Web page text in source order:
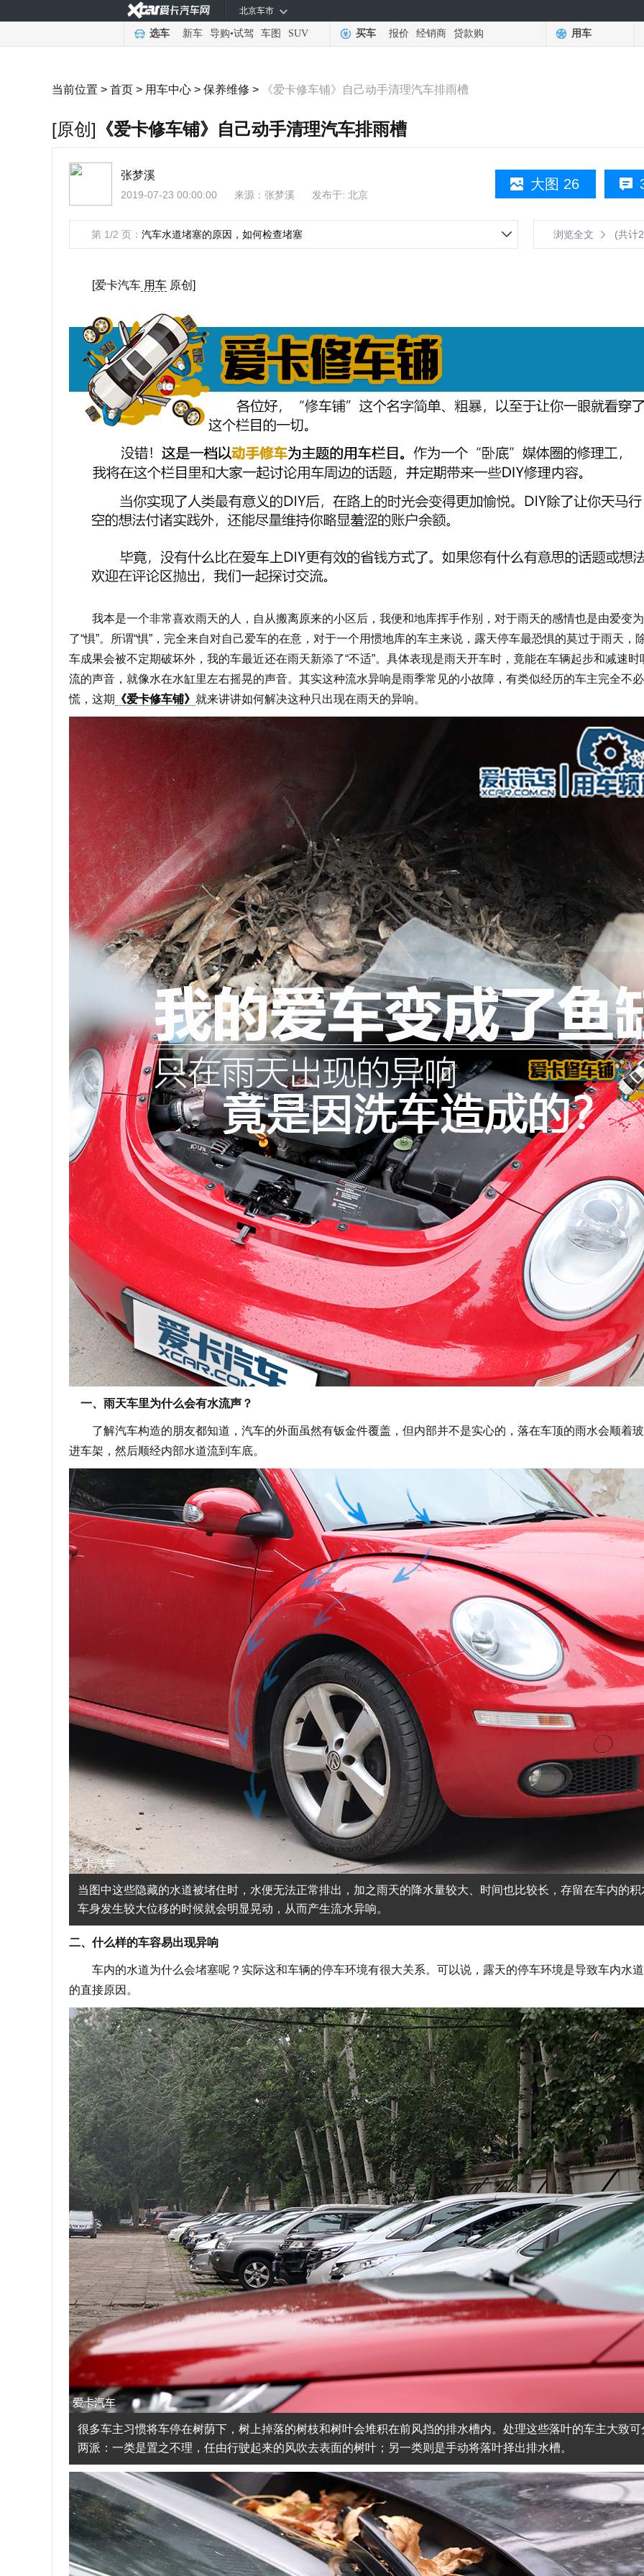
北京车市
选车 新车 导购•试驾 车图 SUV 买车 报价 经销商 贷款购 用车
当前位置 > 首页 > 用车中心 > 保养维修 > 《爱卡修车铺》自己动手清理汽车排雨槽
[原创] 《爱卡修车铺》自己动手清理汽车排雨槽
大图 26
张梦溪
2019-07-23 00:00:00 来源： 张梦溪 发布于: 北京
第 1/2 页： 汽车水道堵塞的原因，如何检查堵塞 浏览全文 (共计
[爱卡汽车 用车 原创]
我本是一个非常喜欢雨天的人，自从搬离原来的小区后，我便和地库挥手作别，对于雨天的感情也是由爱变为
了“惧”。所谓“惧”，完全来自对自己爱车的在意，对于一个用惯地库的车主来说，露天停车最恐惧的莫过于雨天，
车成果会被不定期破坏外，我的车最近还在雨天新添了“不适”。具体表现是雨天开车时，竟能在车辆起步和减速时
流的声音，就像水在水缸里左右摇晃的声音。其实这种流水异响是雨季常见的小故障，有类似经历的车主完全不
慌，这期
《爱卡修车铺》 就来讲讲如何解决这种只出现在雨天的异响。
一、雨天车里为什么会有水流声？
了解汽车构造的朋友都知道，汽车的外面虽然有钣金件覆盖，但内部并不是实心的，落在车顶的雨水会顺着
进车架，然后顺经内部水道流到车底。
当图中这些隐藏的水道被堵住时，水便无法正常排出，加之雨天的降水量较大、时间也比较长，存留在车内的积
车身发生较大位移的时候就会明显晃动，从而产生流水异响。
二、什么样的车容易出现异响
车内的水道为什么会堵塞呢？实际这和车辆的停车环境有很大关系。可以说，露天的停车环境是导致车内水
的直接原因。
很多车主习惯将车停在树荫下，树上掉落的树枝和树叶会堆积在前风挡的排水槽内。处理这些落叶的车主大致可
两派：一类是置之不理，任由行驶起来的风吹去表面的树叶；另一类则是手动将落叶择出排水槽。